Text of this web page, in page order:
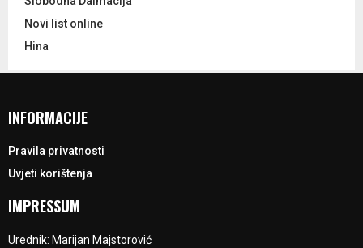
Novi list online
Hina
INFORMACIJE
Pravila privatnosti
Uvjeti korištenja
IMPRESSUM
Urednik: Marijan Majstorović